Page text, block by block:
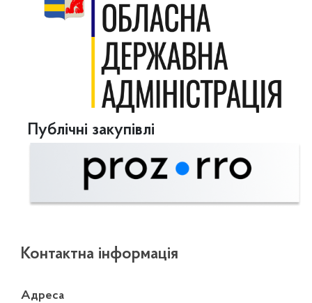
Публічні закупівлі
Контактна інформація
Адреса